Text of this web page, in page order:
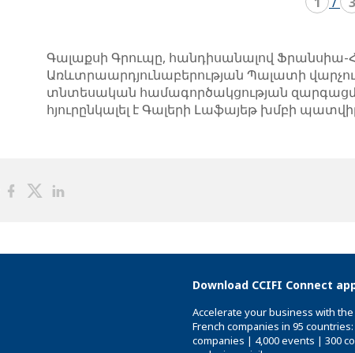
Գալաքսի Գրուպը, հանդիսանալով
Առևտրաարդյունաբերության Պալատի
տնտեսական համագործակցության
հյուրընկալել է Գալերի Լաֆայեթ խմբի
ShareShare
Download CCIFI Connect
Accelerate your business with
French companies in 95
companies | 4,000 events | 300